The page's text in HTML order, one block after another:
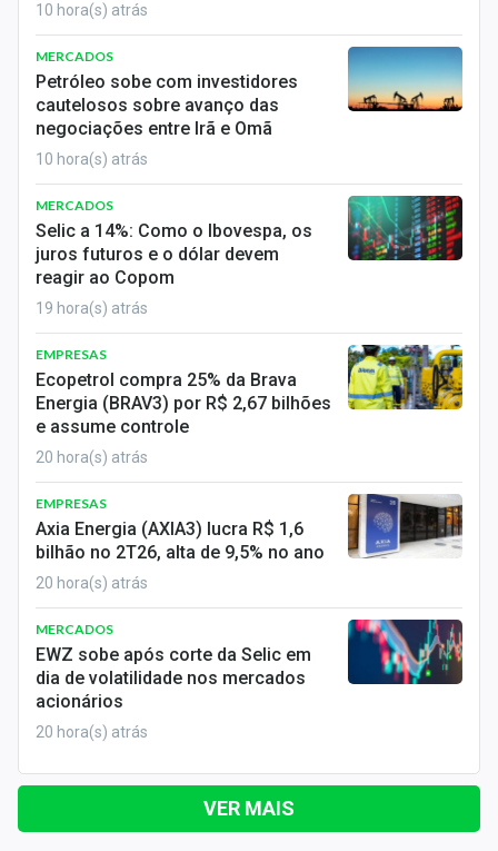
10 hora(s) atrás
MERCADOS
Petróleo sobe com investidores
cautelosos sobre avanço das
negociações entre Irã e Omã
10 hora(s) atrás
MERCADOS
Selic a 14%: Como o Ibovespa, os
juros futuros e o dólar devem
reagir ao Copom
19 hora(s) atrás
EMPRESAS
Ecopetrol compra 25% da Brava
Energia (BRAV3) por R$ 2,67 bilhões
e assume controle
20 hora(s) atrás
EMPRESAS
Axia Energia (AXIA3) lucra R$ 1,6
bilhão no 2T26, alta de 9,5% no ano
20 hora(s) atrás
MERCADOS
EWZ sobe após corte da Selic em
dia de volatilidade nos mercados
acionários
20 hora(s) atrás
VER MAIS